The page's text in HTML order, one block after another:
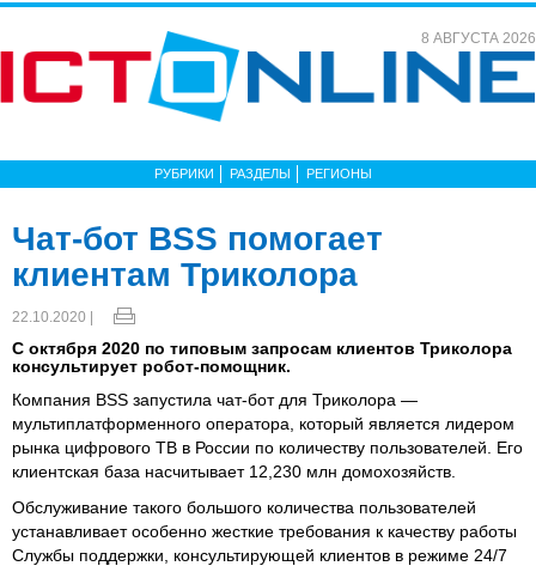
8 АВГУСТА 2026
РУБРИКИ РАЗДЕЛЫ РЕГИОНЫ
Чат-бот BSS помогает
клиентам Триколора
22.10.2020 |
С октября 2020 по типовым запросам клиентов Триколора
консультирует робот-помощник.
Компания BSS запустила чат-бот для Триколора —
мультиплатформенного оператора, который является лидером
рынка цифрового ТВ в России по количеству пользователей. Его
клиентская база насчитывает 12,230 млн домохозяйств.
Обслуживание такого большого количества пользователей
устанавливает особенно жесткие требования к качеству работы
Службы поддержки, консультирующей клиентов в режиме 24/7